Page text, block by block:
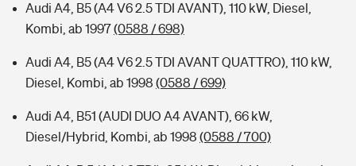
Audi A4, B5 (A4 V6 2.5 TDI AVANT), 110 kW, Diesel,
Kombi, ab 1997(0588 / 698)
Audi A4, B5 (A4 V6 2.5 TDI AVANT QUATTRO), 110 kW,
Diesel, Kombi, ab 1998 (0588 / 699)
Audi A4, B51 (AUDI DUO A4 AVANT), 66 kW,
Diesel/Hybrid, Kombi, ab 1998 (0588 / 700)